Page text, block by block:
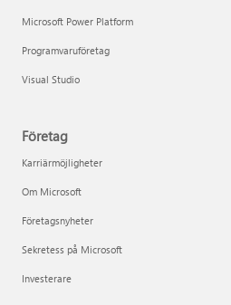
Microsoft Power Platform
Programvaruföretag
Visual Studio
Företag
Karriärmöjligheter
Om Microsoft
Företagsnyheter
Sekretess på Microsoft
Investerare